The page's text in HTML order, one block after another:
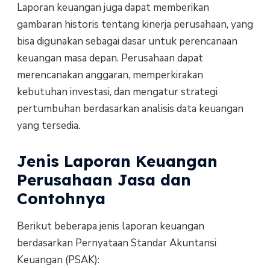
Laporan keuangan juga dapat memberikan
gambaran historis tentang kinerja perusahaan, yang
bisa digunakan sebagai dasar untuk perencanaan
keuangan masa depan. Perusahaan dapat
merencanakan anggaran, memperkirakan
kebutuhan investasi, dan mengatur strategi
pertumbuhan berdasarkan analisis data keuangan
yang tersedia.
Jenis Laporan Keuangan
Perusahaan Jasa dan
Contohnya
Berikut beberapa jenis laporan keuangan
berdasarkan Pernyataan Standar Akuntansi
Keuangan (PSAK):